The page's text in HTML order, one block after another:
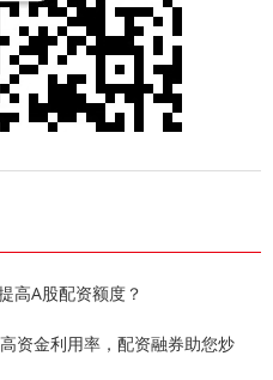
高A股配资额度？
资金利用率，配资融券助您炒